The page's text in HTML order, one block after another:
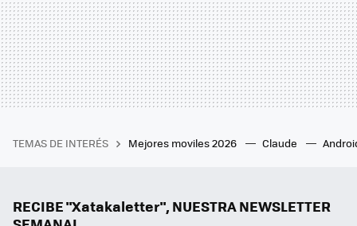
TEMAS DE INTERÉS Mejores moviles 2026 Claude
RECIBE "Xatakaletter", NUESTRA NEWSLETTER